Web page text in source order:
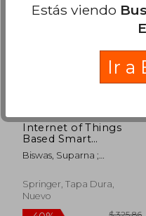
40%
dcto.
Internet of Things
Based Smart
Healthcare:
Intelligent and
Applying Machine
Learning Techniques
Biswas, Suparna ;
Acharya, Biswaranjan
Springer, Tapa Dura,
Nuevo
Estás viendo
Ir a